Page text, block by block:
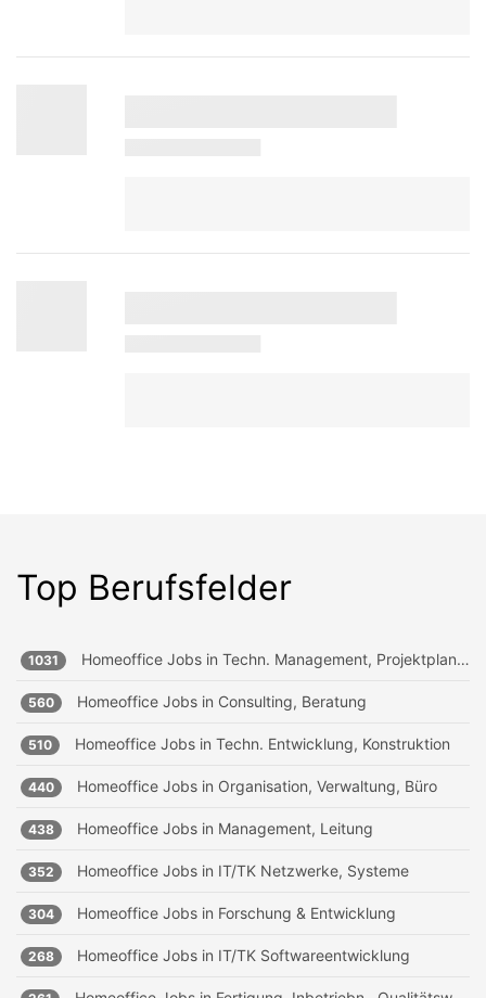
Top Berufsfelder
1031 Homeoffice Jobs in Techn. Management, Projektplanung
560 Homeoffice Jobs in Consulting, Beratung
510 Homeoffice Jobs in Techn. Entwicklung, Konstruktion
440 Homeoffice Jobs in Organisation, Verwaltung, Büro
438 Homeoffice Jobs in Management, Leitung
352 Homeoffice Jobs in IT/TK Netzwerke, Systeme
304 Homeoffice Jobs in Forschung & Entwicklung
268 Homeoffice Jobs in IT/TK Softwareentwicklung